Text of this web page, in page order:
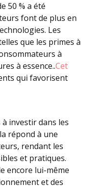
50 % a été
font de plus en
Les
que les primes à
à
à essence..Cet
qui favorisent
à investir dans les
répond à une
rendant les
et pratiques.
encore lui-même
et des